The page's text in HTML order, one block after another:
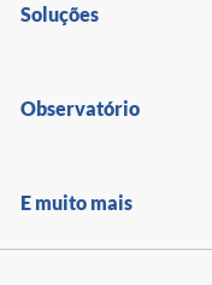
Soluções
Observatório
E muito mais